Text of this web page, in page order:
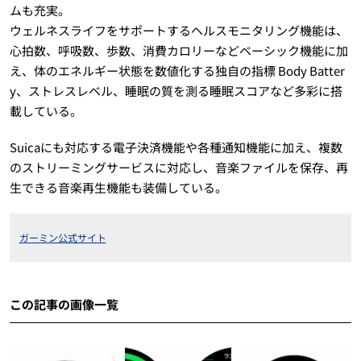
ムも充実。
ウェルネスライフをサポートするヘルスモニタリング機能は、
心拍数、呼吸数、歩数、消費カロリーなどベーシック機能に加
え、体のエネルギー状態を数値化する独自の指標 Body Batter
y、ストレスレベル、睡眠の質を測る睡眠スコアなど多彩に搭
載している。
Suicaにも対応する電子決済機能や各種通知機能に加え、複数
のストリーミングサービスに対応し、音楽ファイルを保存、再
生できる音楽再生機能も装備している。
ガーミン公式サイト
この記事の画像一覧